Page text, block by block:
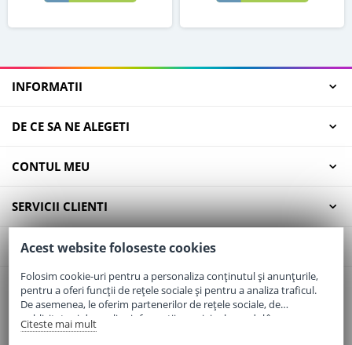
INFORMATII
DE CE SA NE ALEGETI
CONTUL MEU
SERVICII CLIENTI
CONTACT
Email:office@elaptepraf.ro
Telefon:0745-964-449
Adresa:Sos. Borsului, Nr. 20, Oradea, Jud. Bihor
Acest website foloseste cookies
Folosim cookie-uri pentru a personaliza conținutul și anunțurile,
pentru a oferi funcții de rețele sociale și pentru a analiza traficul.
De asemenea, le oferim partenerilor de rețele sociale, de
publicitate și de analize informații cu privire la modul în care
folosiți site-ul nostru. Aceștia le pot combina cu alte informații
Citeste mai mult